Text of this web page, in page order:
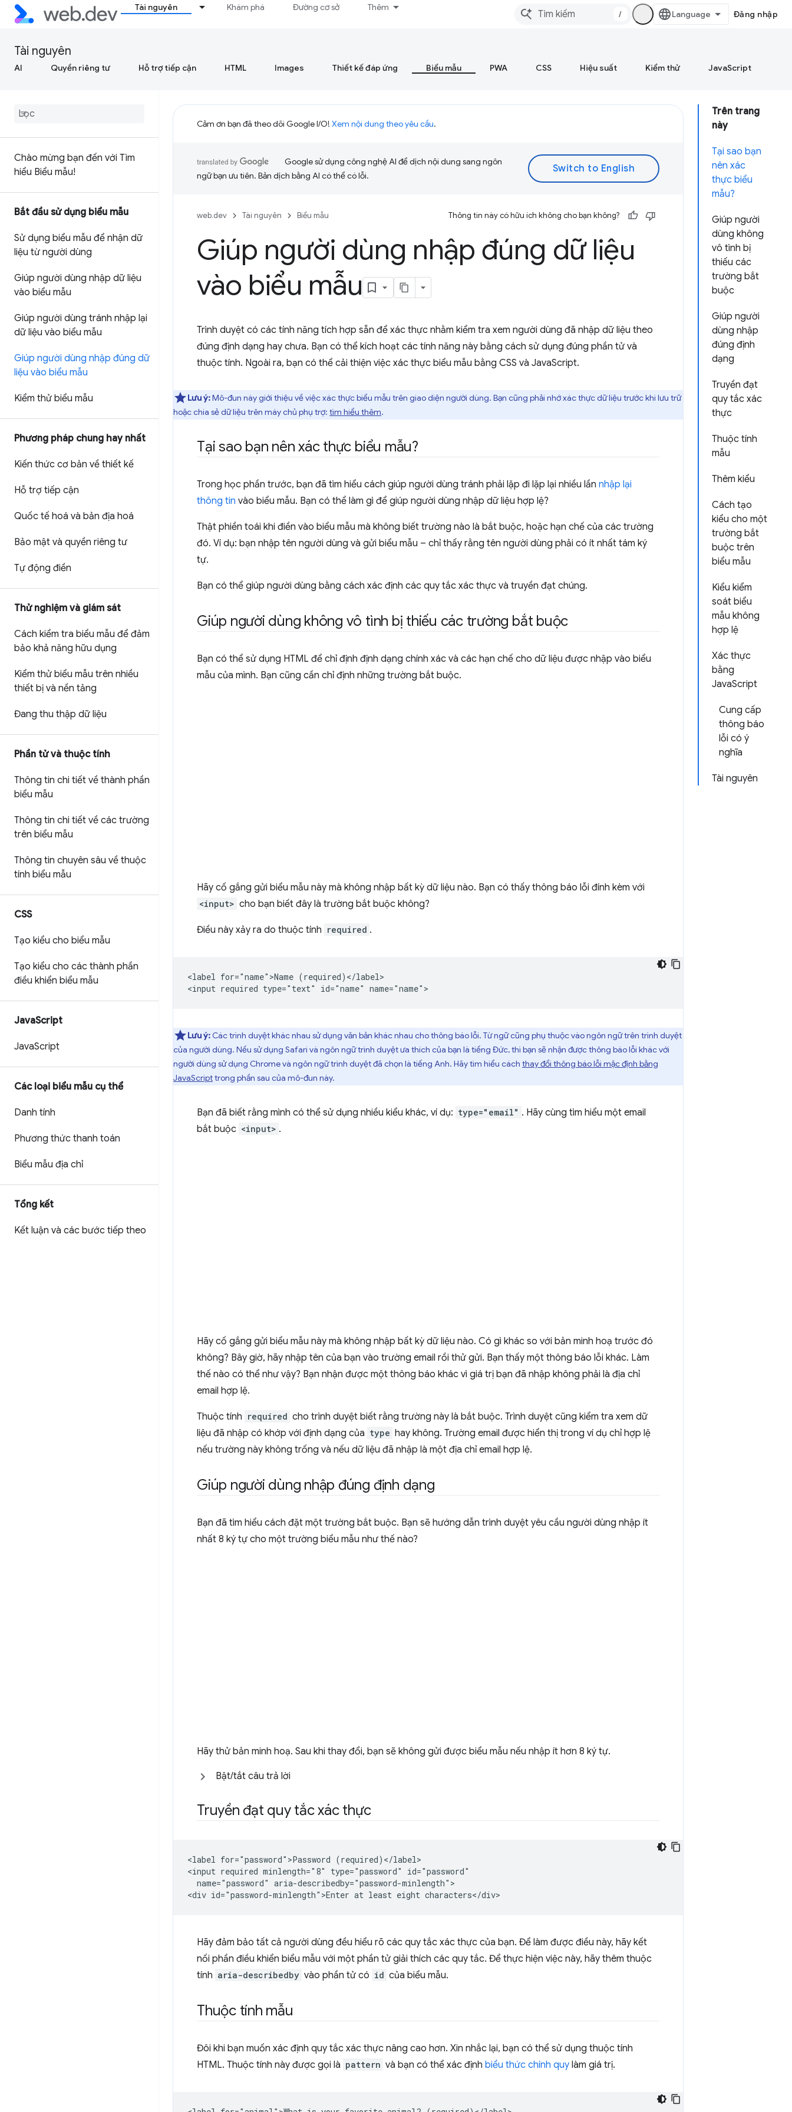
Tài nguyên Khám phá Đường cơ sở Thêm
/ Đăng nhập
Tài nguyên
AI Quyền riêng tư Hỗ trợ tiếp cận HTML Images Thiết kế đáp ứng Biểu mẫu PWA CSS Hiệu suất Kiểm thử JavaScript
Chào mừng bạn đến với Tìm
hiểu Biểu mẫu!
Bắt đầu sử dụng biểu mẫu
Sử dụng biểu mẫu để nhận dữ
liệu từ người dùng
Giúp người dùng nhập dữ liệu
vào biểu mẫu
Giúp người dùng tránh nhập lại
dữ liệu vào biểu mẫu
Giúp người dùng nhập đúng dữ
liệu vào biểu mẫu
Kiểm thử biểu mẫu
Phương pháp chung hay nhất
Kiến thức cơ bản về thiết kế
Hỗ trợ tiếp cận
Quốc tế hoá và bản địa hoá
Bảo mật và quyền riêng tư
Tự động điền
Thử nghiệm và giám sát
Cách kiểm tra biểu mẫu để đảm
bảo khả năng hữu dụng
Kiểm thử biểu mẫu trên nhiều
thiết bị và nền tảng
Đang thu thập dữ liệu
Phần tử và thuộc tính
Thông tin chi tiết về thành phần
biểu mẫu
Thông tin chi tiết về các trường
trên biểu mẫu
Thông tin chuyên sâu về thuộc
tính biểu mẫu
CSS
Tạo kiểu cho biểu mẫu
Tạo kiểu cho các thành phần
điều khiển biểu mẫu
JavaScript
JavaScript
Các loại biểu mẫu cụ thể
Danh tính
Phương thức thanh toán
Biểu mẫu địa chỉ
Tổng kết
Kết luận và các bước tiếp theo
Trên trang
này
Tại sao bạn
nên xác
thực biểu
mẫu?
Giúp người
dùng không
vô tình bị
thiếu các
trường bắt
buộc
Giúp người
dùng nhập
đúng định
dạng
Truyền đạt
quy tắc xác
thực
Thuộc tính
mẫu
Thêm kiểu
Cách tạo
kiểu cho một
trường bắt
buộc trên
biểu mẫu
Kiểu kiểm
soát biểu
mẫu không
hợp lệ
Xác thực
bằng
JavaScript
Cung cấp
thông báo
lỗi có ý
nghĩa
Tài nguyên
Cảm ơn bạn đã theo dõi Google I/O! Xem nội dung theo yêu cầu.
Google sử dụng công nghệ AI để dịch nội dung sang ngôn
ngữ bạn ưu tiên. Bản dịch bằng AI có thể có lỗi.
web.dev Tài nguyên Biểu mẫu Thông tin này có hữu ích không cho bạn không?
Giúp người dùng nhập đúng dữ liệu
vào biểu mẫu
Trình duyệt có các tính năng tích hợp sẵn để xác thực nhằm kiểm tra xem người dùng đã nhập dữ liệu theo
đúng định dạng hay chưa. Bạn có thể kích hoạt các tính năng này bằng cách sử dụng đúng phần tử và
thuộc tính. Ngoài ra, bạn có thể cải thiện việc xác thực biểu mẫu bằng CSS và JavaScript.
Lưu ý:Mô-đun này giới thiệu về việc xác thực biểu mẫu trên giao diện người dùng. Bạn cũng phải nhớ xác thực dữ liệu trước khi lưu trữ
hoặc chia sẻ dữ liệu trên máy chủ phụ trợ: tìm hiểu thêm.
Tại sao bạn nên xác thực biểu mẫu?
Trong học phần trước, bạn đã tìm hiểu cách giúp người dùng tránh phải lặp đi lặp lại nhiều lần nhập lại
thông tin vào biểu mẫu. Bạn có thể làm gì để giúp người dùng nhập dữ liệu hợp lệ?
Thật phiền toái khi điền vào biểu mẫu mà không biết trường nào là bắt buộc, hoặc hạn chế của các trường
đó. Ví dụ: bạn nhập tên người dùng và gửi biểu mẫu – chỉ thấy rằng tên người dùng phải có ít nhất tám ký
tự.
Bạn có thể giúp người dùng bằng cách xác định các quy tắc xác thực và truyền đạt chúng.
Giúp người dùng không vô tình bị thiếu các trường bắt buộc
Bạn có thể sử dụng HTML để chỉ định định dạng chính xác và các hạn chế cho dữ liệu được nhập vào biểu
mẫu của mình. Bạn cũng cần chỉ định những trường bắt buộc.
Hãy cố gắng gửi biểu mẫu này mà không nhập bất kỳ dữ liệu nào. Bạn có thấy thông báo lỗi đính kèm với
<input> cho bạn biết đây là trường bắt buộc không?
Điều này xảy ra do thuộc tính required .
<label for="name">Name (required)</label>
Lưu ý: Các trình duyệt khác nhau sử dụng văn bản khác nhau cho thông báo lỗi. Từ ngữ cũng phụ thuộc vào ngôn ngữ trên trình duyệt
của người dùng. Nếu sử dụng Safari và ngôn ngữ trình duyệt ưa thích của bạn là tiếng Đức, thì bạn sẽ nhận được thông báo lỗi khác với
người dùng sử dụng Chrome và ngôn ngữ trình duyệt đã chọn là tiếng Anh. Hãy tìm hiểu cách thay đổi thông báo lỗi mặc định bằng
JavaScripttrong phần sau của mô-đun này.
Bạn đã biết rằng mình có thể sử dụng nhiều kiểu khác, ví dụ: type="email" . Hãy cùng tìm hiểu một email
bắt buộc <input> .
Hãy cố gắng gửi biểu mẫu này mà không nhập bất kỳ dữ liệu nào. Có gì khác so với bản minh hoạ trước đó
không? Bây giờ, hãy nhập tên của bạn vào trường email rồi thử gửi. Bạn thấy một thông báo lỗi khác. Làm
thế nào có thể như vậy? Bạn nhận được một thông báo khác vì giá trị bạn đã nhập không phải là địa chỉ
email hợp lệ.
Thuộc tính required cho trình duyệt biết rằng trường này là bắt buộc. Trình duyệt cũng kiểm tra xem dữ
liệu đã nhập có khớp với định dạng của type hay không. Trường email được hiển thị trong ví dụ chỉ hợp lệ
nếu trường này không trống và nếu dữ liệu đã nhập là một địa chỉ email hợp lệ.
Giúp người dùng nhập đúng định dạng
Bạn đã tìm hiểu cách đặt một trường bắt buộc. Bạn sẽ hướng dẫn trình duyệt yêu cầu người dùng nhập ít
nhất 8 ký tự cho một trường biểu mẫu như thế nào?
Hãy thử bản minh hoạ. Sau khi thay đổi, bạn sẽ không gửi được biểu mẫu nếu nhập ít hơn 8 ký tự.
Bật/tắt câu trả lời
Truyền đạt quy tắc xác thực
<label for="password">Password (required)</label>
<input required minlength="8" type="password" id="password"
  name="password" aria-describedby="password-minlength">
Hãy đảm bảo tất cả người dùng đều hiểu rõ các quy tắc xác thực của bạn. Để làm được điều này, hãy kết
nối phần điều khiển biểu mẫu với một phần tử giải thích các quy tắc. Để thực hiện việc này, hãy thêm thuộc
tính aria-describedby vào phần tử có id của biểu mẫu.
Thuộc tính mẫu
Đôi khi bạn muốn xác định quy tắc xác thực nâng cao hơn. Xin nhắc lại, bạn có thể sử dụng thuộc tính
HTML. Thuộc tính này được gọi là pattern và bạn có thể xác định biểu thức chính quy làm giá trị.